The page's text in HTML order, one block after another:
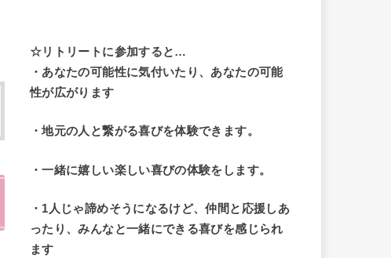
☆リトリートに参加すると…
・ あなたの可能性に気付いたり、あなたの可能
性が広がります
・地元の人と繋がる喜びを体験できます。
・一緒に嬉しい楽しい喜びの体験をします。
・1人じゃ諦めそうになるけど、仲間と応援しあ
ったり、みんなと一緒にできる喜びを感じられ
ます